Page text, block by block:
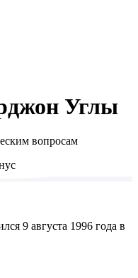
Углы
вопросам
9 августа 1996 года в